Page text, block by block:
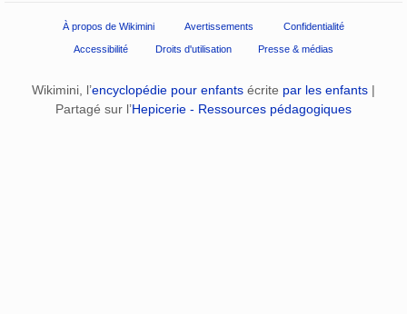
À propos de Wikimini Avertissements Confidentialité
Accessibilité Droits d'utilisation Presse & médias
Wikimini, l’encyclopédie pour enfants écrite par les enfants |
Partagé sur l’Hepicerie - Ressources pédagogiques